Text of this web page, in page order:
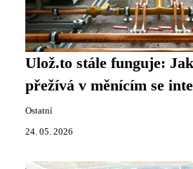
Ulož.to stále funguje:
přežívá v měnícím se
Ostatní
24. 05. 2026